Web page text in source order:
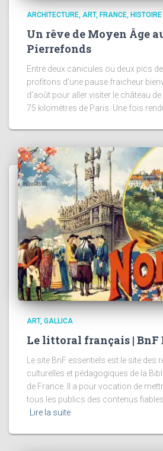
ARCHITECTURE ART FRANCE HISTOIRE
Un rêve de Moyen Âge
Pierrefonds
Entre deux canicules ou deux pics
profitons d’une pause fraicheur
d’août pour aller visiter le château
75 kilomètres de Paris. Une fois
ART GALLICA
Le littoral français | BnF
Le site BnF essentiels est le site des
culturelles et pédagogiques de la
de France. Il a pour vocation de
tous les publics des contenus
Lire la suite